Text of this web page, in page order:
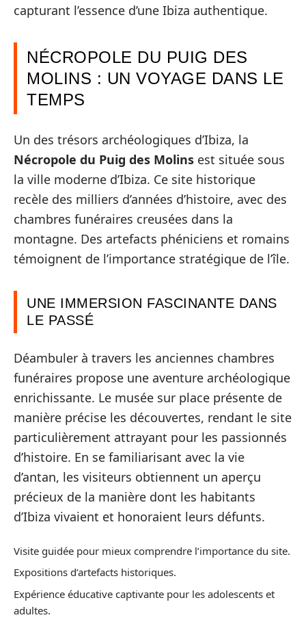
capturant l’essence d’une Ibiza authentique.
NÉCROPOLE DU PUIG DES
MOLINS : UN VOYAGE DANS LE
TEMPS
Un des trésors archéologiques d’Ibiza, la
Nécropole du Puig des Molins est située sous
la ville moderne d’Ibiza. Ce site historique
recèle des milliers d’années d’histoire, avec des
chambres funéraires creusées dans la
montagne. Des artefacts phéniciens et romains
témoignent de l’importance stratégique de l’île.
UNE IMMERSION FASCINANTE DANS
LE PASSÉ
Déambuler à travers les anciennes chambres
funéraires propose une aventure archéologique
enrichissante. Le musée sur place présente de
manière précise les découvertes, rendant le site
particulièrement attrayant pour les passionnés
d’histoire. En se familiarisant avec la vie
d’antan, les visiteurs obtiennent un aperçu
précieux de la manière dont les habitants
d’Ibiza vivaient et honoraient leurs défunts.
Visite guidée pour mieux comprendre l’importance du site.
Expositions d’artefacts historiques.
Expérience éducative captivante pour les adolescents et
adultes.